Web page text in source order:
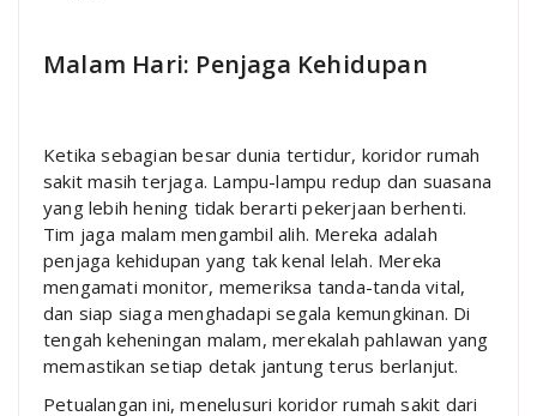
Malam Hari: Penjaga Kehidupan
Ketika sebagian besar dunia tertidur, koridor rumah
sakit masih terjaga. Lampu-lampu redup dan suasana
yang lebih hening tidak berarti pekerjaan berhenti.
Tim jaga malam mengambil alih. Mereka adalah
penjaga kehidupan yang tak kenal lelah. Mereka
mengamati monitor, memeriksa tanda-tanda vital,
dan siap siaga menghadapi segala kemungkinan. Di
tengah keheningan malam, merekalah pahlawan yang
memastikan setiap detak jantung terus berlanjut.
Petualangan ini, menelusuri koridor rumah sakit dari